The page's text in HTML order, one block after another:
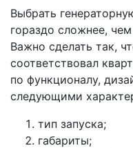
Выбрать
гораздо сложнее,
Важно сделать так,
соответствовал
по функционалу,
следующими
тип запуска;
габариты;